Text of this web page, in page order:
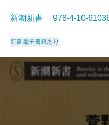
新潮新書 978-4-10-
新書電子書籍あり